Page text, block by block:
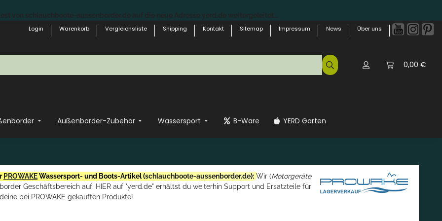
Login
Warenkorb Vergleichsliste Shipping Kontakt Sitemap Impressum News Über uns
0,00 €
Außenborder-Zubehör Wassersport B-Ware YERD Garten
PROWAKEWassersport- und Boots-Artikel (schlauchboote-aussenborder.de): Wir (Motorgeräte
Geschäftsbereich auf. HIER auf "yerd.de" erhältst du weiterhin Support und Ersatzteile für
deine bei PROWAKE gekauften Produkte!